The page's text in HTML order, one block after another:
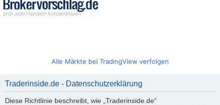
Alle Märkte bei TradingView verfolgen
Traderinside.de - Datenschutzerklärung
Diese Richtlinie beschreibt, wie „Traderinside.de“